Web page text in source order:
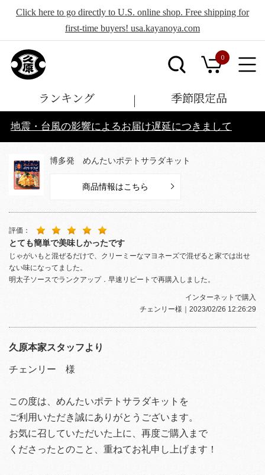
Click here to go directly to U.S. online shop. Free shipping for
first-time buyers! usa.kayanoya.com
0
ランキング 季節限定品
地震・台風の影響によるお届け遅延につきまして
博多発 めんたいポテトサラダキット
商品情報はこちら
評価：
とても簡単で美味しかったです
じゃがいもと混ぜるだけで、クリーミーなマヨネーズで混ぜると家では出せ
ない味になってました。
明太子ソースでランクアップ．早速リピートで再購入しました。
インターネットで購入
チェンリー様 ｜2023/02/26 12:26:29
久原本家スタッフより
チェンリー 様
この度は、めんたいポテトサラダキットを
ご利用いただき誠にありがとうございます。
お気に召していただいた上に、再度ご購入まで
くださったとのこと、重ねてお礼申し上げます！